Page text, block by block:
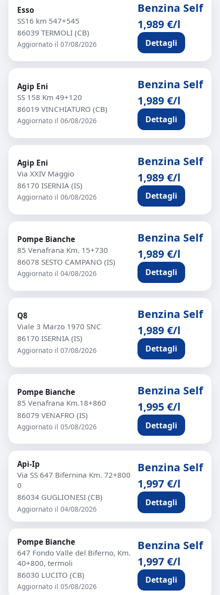
Esso
SS16 km 547+545
86039 TERMOLI (CB)
Aggiornato il 07/08/2026
Benzina Self
1,989 €/l
Dettagli
Agip Eni
SS 158 Km 49+120
86019 VINCHIATURO (CB)
Aggiornato il 06/08/2026
Benzina Self
1,989 €/l
Dettagli
Agip Eni
Via XXIV Maggio
86170 ISERNIA (IS)
Aggiornato il 06/08/2026
Benzina Self
1,989 €/l
Dettagli
Pompe Bianche
85 Venafrana Km. 15+730
86078 SESTO CAMPANO (IS)
Aggiornato il 04/08/2026
Benzina Self
1,989 €/l
Dettagli
Q8
Viale 3 Marzo 1970 SNC
86170 ISERNIA (IS)
Aggiornato il 07/08/2026
Benzina Self
1,989 €/l
Dettagli
Pompe Bianche
85 Venafrana Km.18+860
86079 VENAFRO (IS)
Aggiornato il 05/08/2026
Benzina Self
1,995 €/l
Dettagli
Api-Ip
Via SS 647 Bifernina Km. 72+800
0
86034 GUGLIONESI (CB)
Aggiornato il 04/08/2026
Benzina Self
1,997 €/l
Dettagli
Pompe Bianche
647 Fondo Valle del Biferno, Km.
40+800, termoli
86030 LUCITO (CB)
Aggiornato il 05/08/2026
Benzina Self
1,997 €/l
Dettagli